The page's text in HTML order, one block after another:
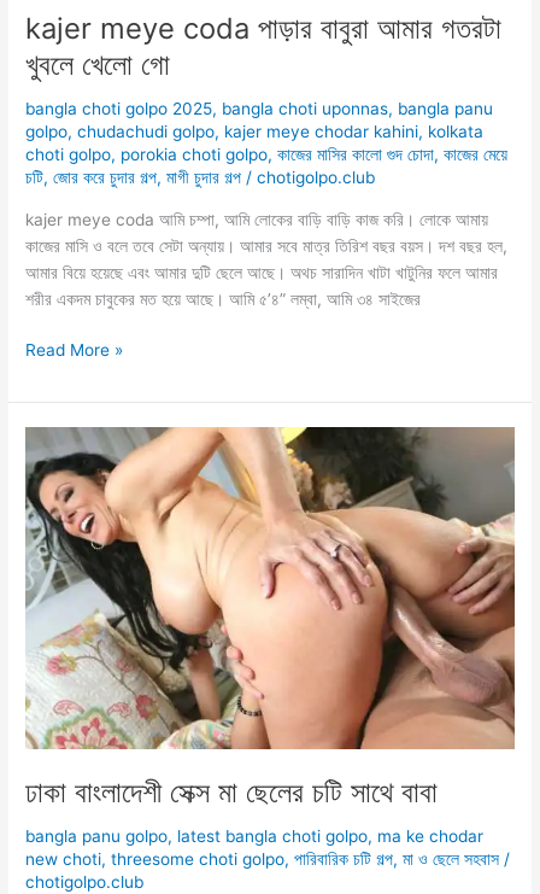
kajer meye coda পাড়ার বাবুরা আমার গতরটা
খুবলে খেলো গো
bangla choti golpo 2025, bangla choti uponnas, bangla panu
golpo,chudachudi golpo, kajer meye chodar kahini, kolkata
choti golpo, porokia choti golpo,কাজের মাসির কালো গুদ চোদা,কাজের মেয়ে
চটি,জোর করে চুদার গল্প,মাগী চুদার গল্প /chotigolpo.club
kajer meye coda আমি চম্পা, আমি লোকের বাড়ি বাড়ি কাজ করি। লোকে আমায়
কাজের মাসি ও বলে তবে সেটা অন্যায়। আমার সবে মাত্র তিরিশ বছর বয়স। দশ বছর হল,
আমার বিয়ে হয়েছে এবং আমার দুটি ছেলে আছে। অথচ সারাদিন খাটা খাটুনির ফলে আমার
শরীর একদম চাবুকের মত হয়ে আছে। আমি ৫’৪” লম্বা, আমি ৩৪ সাইজের
kajer
coda
পাড়ার
বাবুরা
আমার
গতরটা
খুবলে
খেলো
গো
Read More »
ঢাকা বাংলাদেশী সেক্স মা ছেলের চটি সাথে বাবা
bangla panu golpo, latest bangla choti golpo, ma ke chodar
new choti,threesome choti golpo,পারিবারিক চটি গল্প,মা ও ছেলে সহবাস /
chotigolpo.club